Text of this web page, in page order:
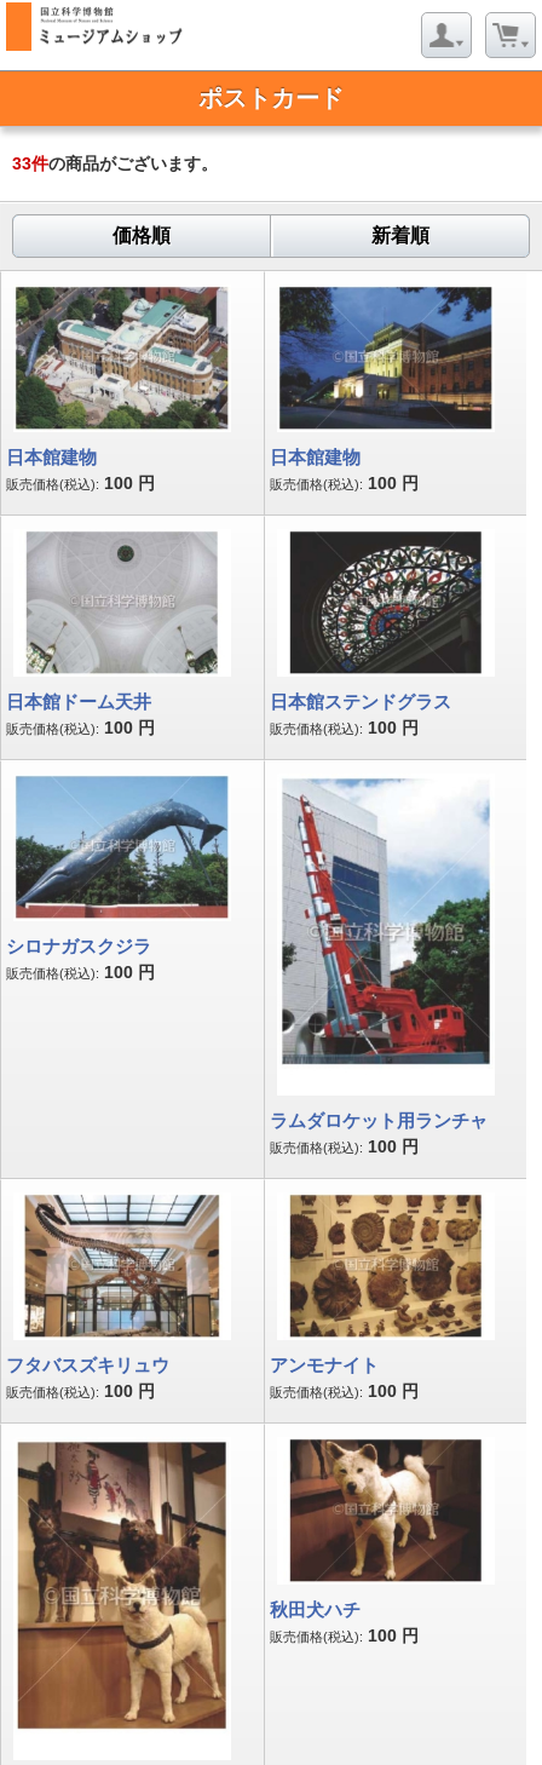
ポストカード
33件の商品がございます。
価格順 新着順
日本館建物
販売価格(税込): 100 円
日本館建物
販売価格(税込): 100 円
日本館ドーム天井
販売価格(税込): 100 円
日本館ステンドグラス
販売価格(税込): 100 円
シロナガスクジラ
販売価格(税込): 100 円
ラムダロケット用ランチャ
販売価格(税込): 100 円
フタバスズキリュウ
販売価格(税込): 100 円
アンモナイト
販売価格(税込): 100 円
秋田犬ハチ
販売価格(税込): 100 円